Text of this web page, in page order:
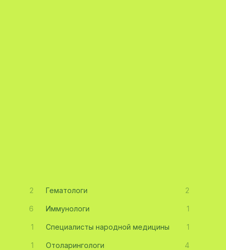
2 Гематологи 2
6 Иммунологи 1
1 Специалисты народной медицины 1
1 Отоларингологи 4